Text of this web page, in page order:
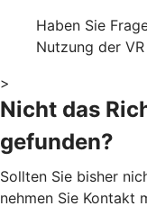
Haben Sie
Nutzung der
>
Nicht das
gefunden?
Sollten Sie bisher
nehmen Sie Kontakt